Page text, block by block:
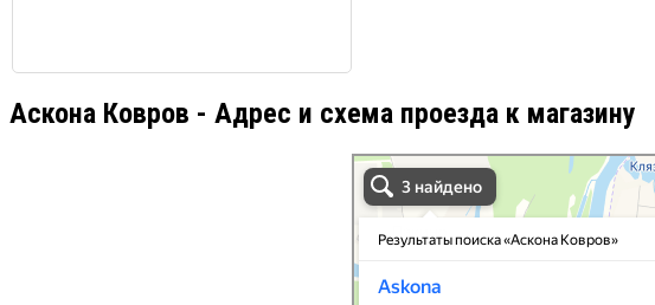
Аскона Ковров - Адрес и схема проезда к магазину
Аскона Ковров в Коврове
Ковров